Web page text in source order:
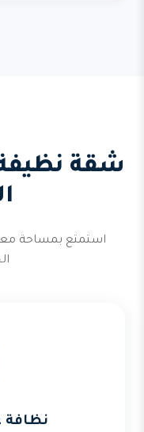
شقة نظيفة
استمتع بمساحة
نظافة